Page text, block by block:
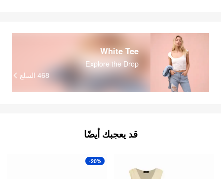
White Tee
Explore the Drop
468 السلع
قد يعجبك أيضًا
-20%